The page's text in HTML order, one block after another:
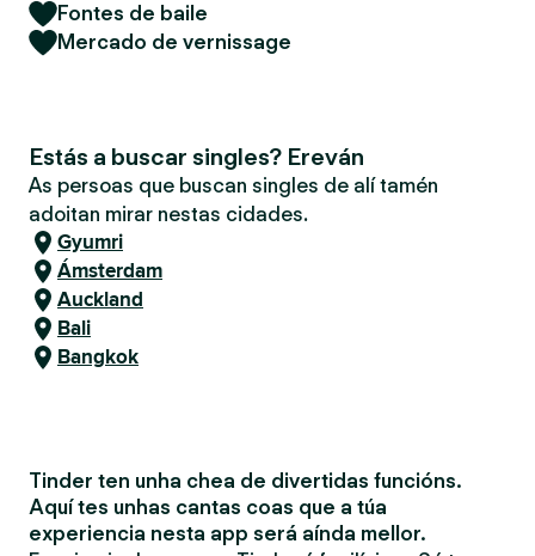
Fontes de baile
Mercado de vernissage
Estás a buscar singles? Ereván
As persoas que buscan singles de alí tamén
adoitan mirar nestas cidades.
Gyumri
Ámsterdam
Auckland
Bali
Bangkok
Tinder ten unha chea de divertidas funcións.
Aquí tes unhas cantas coas que a túa
experiencia nesta app será aínda mellor.